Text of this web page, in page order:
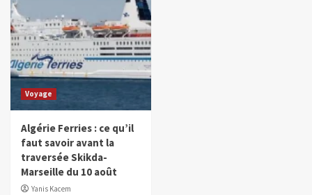
Voyage
Algérie Ferries : ce qu’il
faut savoir avant la
traversée Skikda-
Marseille du 10 août
Yanis Kacem